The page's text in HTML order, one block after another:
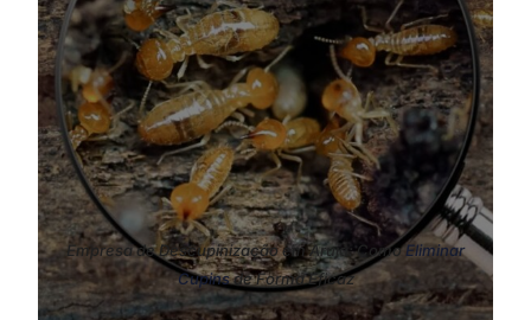
Empresa de Descupinização em Arujá: ComoEliminar
Cupinsde Forma Eficaz